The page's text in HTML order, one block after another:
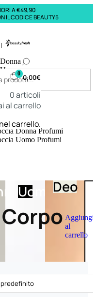
A €49,90
IL CODICE BEAUTY5
Donna
Donna Profumi
Uomo Profumi
UomoDeo
Aggiungi
al
carrello
0 0,00€
0articoli
al carrello
carrello.